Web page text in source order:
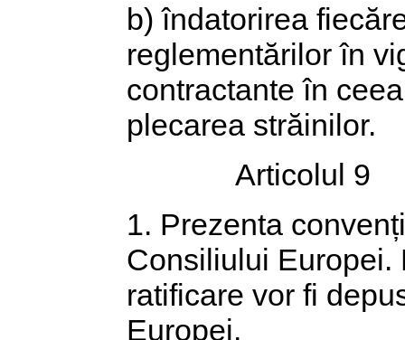
b) îndatorirea
reglementărilor în
contractante în
plecarea străinilor.
Articolul 9
1. Prezenta
Consiliului Europei.
ratificare vor fi
Europei.